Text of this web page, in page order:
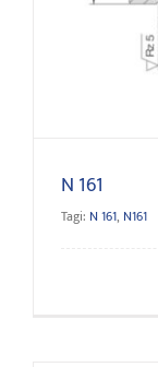
N 161
Tagi: N 161, N161